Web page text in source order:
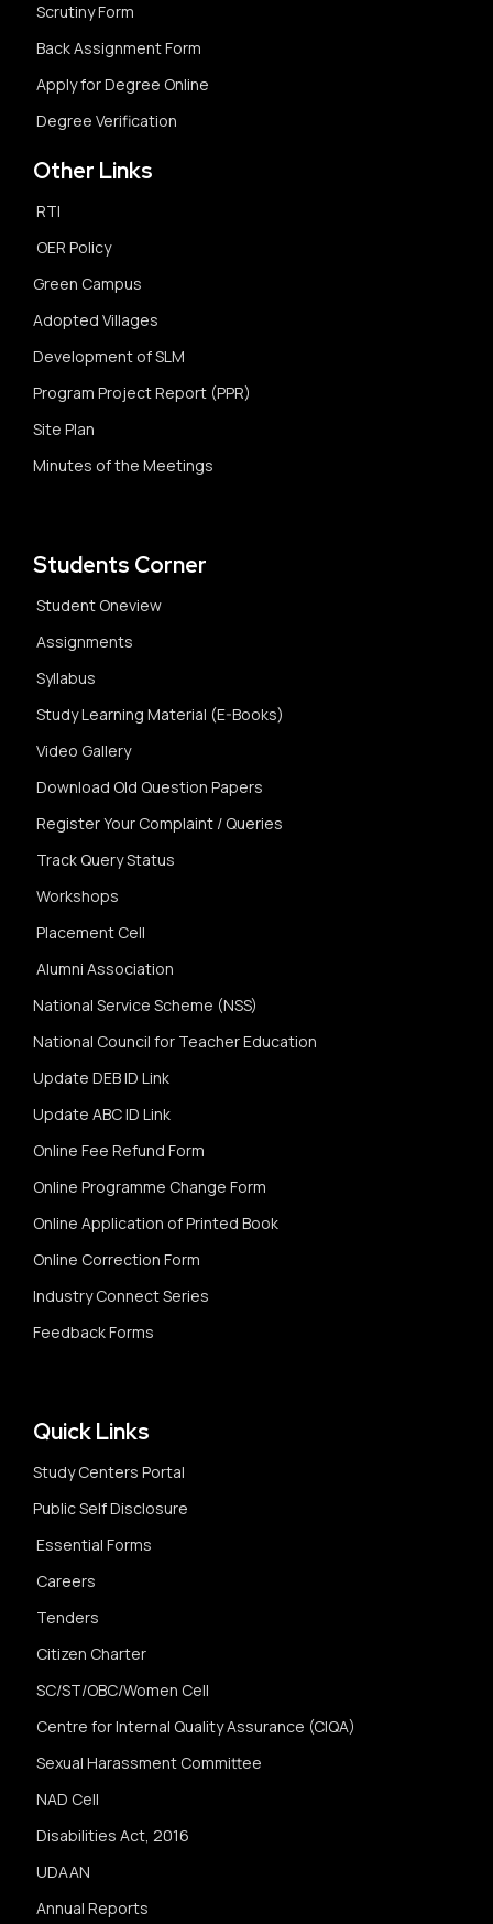
Scrutiny Form
Back Assignment Form
Apply for Degree Online
Degree Verification
Other Links
RTI
OER Policy
Green Campus
Adopted Villages
Development of SLM
Program Project Report (PPR)
Site Plan
Minutes of the Meetings
Students Corner
Student Oneview
Assignments
Syllabus
Study Learning Material (E-Books)
Video Gallery
Download Old Question Papers
Register Your Complaint / Queries
Track Query Status
Workshops
Placement Cell
Alumni Association
National Service Scheme (NSS)
National Council for Teacher Education
Update DEB ID Link
Update ABC ID Link
Online Fee Refund Form
Online Programme Change Form
Online Application of Printed Book
Online Correction Form
Industry Connect Series
Feedback Forms
Quick Links
Study Centers Portal
Public Self Disclosure
Essential Forms
Careers
Tenders
Citizen Charter
SC/ST/OBC/Women Cell
Centre for Internal Quality Assurance (CIQA)
Sexual Harassment Committee
NAD Cell
Disabilities Act, 2016
UDAAN
Annual Reports